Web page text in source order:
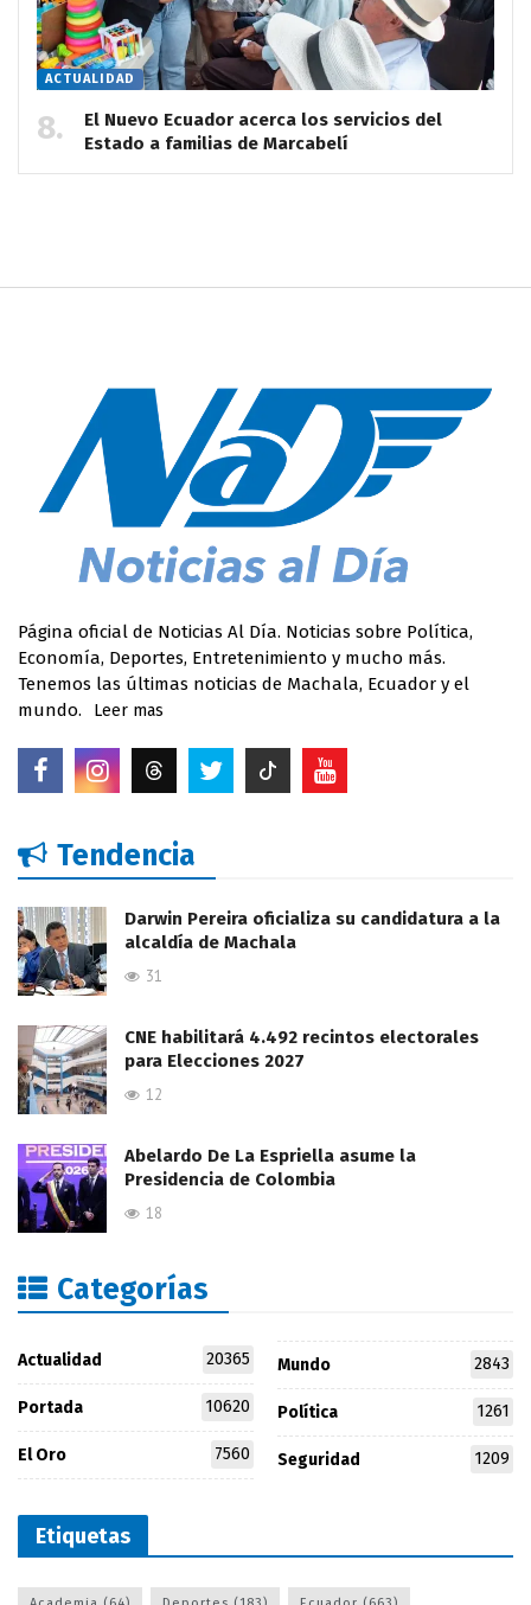
ACTUALIDAD
El Nuevo Ecuador acerca los servicios del
Estado a familias de Marcabelí
Página oficial de Noticias Al Día. Noticias sobre Política,
Economía, Deportes, Entretenimiento y mucho más.
Tenemos las últimas noticias de Machala, Ecuador y el
mundo.
Leer mas
Tendencia
Darwin Pereira oficializa su candidatura a la
alcaldía de Machala
31
CNE habilitará 4.492 recintos electorales
para Elecciones 2027
12
Abelardo De La Espriella asume la
Presidencia de Colombia
18
Categorías
Actualidad 20365
Portada 10620
El Oro 7560
Mundo 2843
Política 1261
Seguridad 1209
Etiquetas